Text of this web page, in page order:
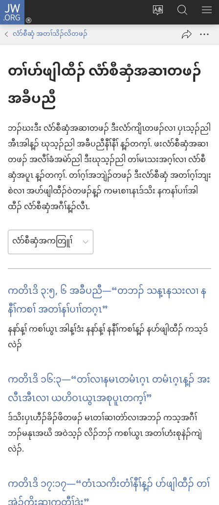
JW.ORG
ဆီ
လၢ
အဲၣ်
ဒိး
ကွၢ်
နုာ်
လီၤ
လၢ
ဘ့ၣ်
ဃု
JW.ORGဖျါ​​
လံာ်စီဆှံ အတၢ်သိၣ်လိတဖၣ်
တၢ်ပာ်ဖျါထီၣ်​ လံာ်စီဆှံအဆၢတဖၣ်​
အခီပညီ
ဘၣ်ဃးဒီး လံာ်စီဆှံအဆၢတဖၣ်​ ဒီးလံာ်ကျိၤတဖၣ်လၢ ပှၤသ့ၣ်ညါ
အီၤအါန့ၣ်​ ဃုသ့ၣ်ညါ အခီပညီနီၢ်နီၢ် န့ၣ်တက့ၢ်. ဖးလံာ်စီဆှံအဆၢ
တဖၣ်​ အလီၢ်ခံအမဲာ်ညါ ဒီးဃုသ့ၣ်ညါ တၢ်မၤသးအဂ့ၢ်လၢ လံာ်စီ
ဆှံအပူၤ န့ၣ်တက့ၢ်. တၢ်ဂ့ၢ်အဘျဲၣ်တဖၣ်​ ဒီးလံာ်စီဆှံ အတၢ်ဂ့ၢ်ဘျး
စဲလၢ အပာ်ဖျါထီၣ်ဝဲတဖၣ်န့ၣ်​ ကမၤစၢၤနၤဒ်သိး နကနၢ်ပၢၢ်အါ
ထီၣ်​ လံာ်စီဆှံအဂီၢ်န့ၣ်လီၤ.
ကတိၤဒိ ၃:၅, ၆ အခီပညီ—“တဘၣ် သန့ၤနသးလၢ န
နီၢ်ကစၢ် အတၢ်နၢ်ပၢၢ်တဂ့ၤ”
နနာ်န့ၢ် ကစၢ်ယွၤ အါန့ၢ်ဒံး နနာ်န့ၢ် နနီၢ်ကစၢ်န့ၣ် နပာ်ဖျါထီၣ် ကသ့ဒ်
လဲၣ်
ကတိၤဒိ ၁၆:၃—“တၢ်လၢနမၤတမံၤဂ့ၤ တမံၤဂ့ၤန့ၣ် အး
လီၤအီၤလၢ ယဟိဝၤယွၤအစုပူၤတက့ၢ်”
ဒ်သိးပှၤဟီၣ်ခိၣ်ဖိတဖၣ် မၤတၢ်ဆၢတဲာ်လၢအဘၣ် ကသ့အဂီၢ်
ဘၣ်မနုၤအဃိ အဝဲသ့ၣ် လိၣ်ဘၣ် ကစၢ်ယွၤ အတၢ်ဟံးစုနဲၣ်ကျဲ
လဲၣ်.
ကတိၤဒိ ၁၇:၁၇—“တံၤသကိးတံၢ်နီၢ်န့ၣ် ပာ်ဖျါထီၣ် တၢ်